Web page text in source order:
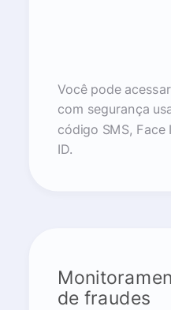
Você pode
com segurança
código SMS, Face
ID.
de fraudes